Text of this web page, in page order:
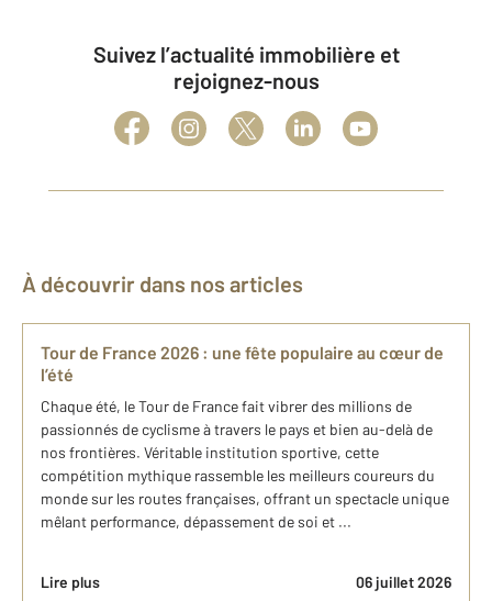
Suivez l’actualité immobilière et
rejoignez-nous
À découvrir dans nos articles
Tour de France 2026 : une fête populaire au cœur de
l’été
Chaque été, le Tour de France fait vibrer des millions de
passionnés de cyclisme à travers le pays et bien au-delà de
nos frontières. Véritable institution sportive, cette
compétition mythique rassemble les meilleurs coureurs du
monde sur les routes françaises, offrant un spectacle unique
mêlant performance, dépassement de soi et ...
Lire plus 06 juillet 2026